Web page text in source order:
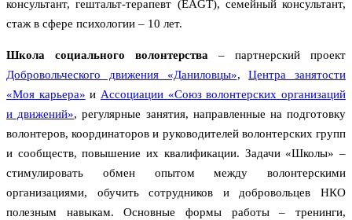
консультант, гештальт-терапевт (EAGT), семейный консультант,
стаж в сфере психологии – 10 лет.
Школа социального волонтерства – партнерский проект
Добровольческого движения «Даниловцы»,Центра занятости
«Моя карьера» иАссоциации «Союз волонтерских организаций
и движений», регулярные занятия, направленные на подготовку
волонтеров, координаторов и руководителей волонтерских групп
и сообществ, повышение их квалификации. Задачи «Школы» –
стимулировать обмен опытом между волонтерскими
организациями, обучить сотрудников и добровольцев НКО
полезным навыкам. Основные формы работы – тренинги,